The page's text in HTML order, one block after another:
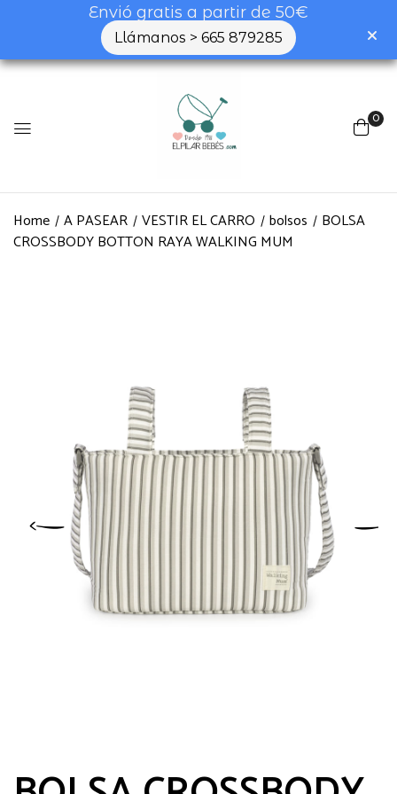
Envió gratis a partir de 50€
Llámanos > 665 879285
0
Home A PASEAR VESTIR EL CARRO bolsos
BOLSA
CROSSBODY BOTTON RAYA WALKING MUM